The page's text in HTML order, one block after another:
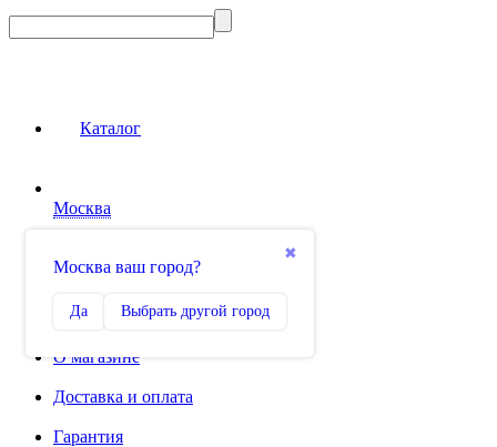
Каталог
Москва
✖
Москва ваш город?
Да Выбрать другой город
0
Избранное
О магазине
Доставка и оплата
Гарантия